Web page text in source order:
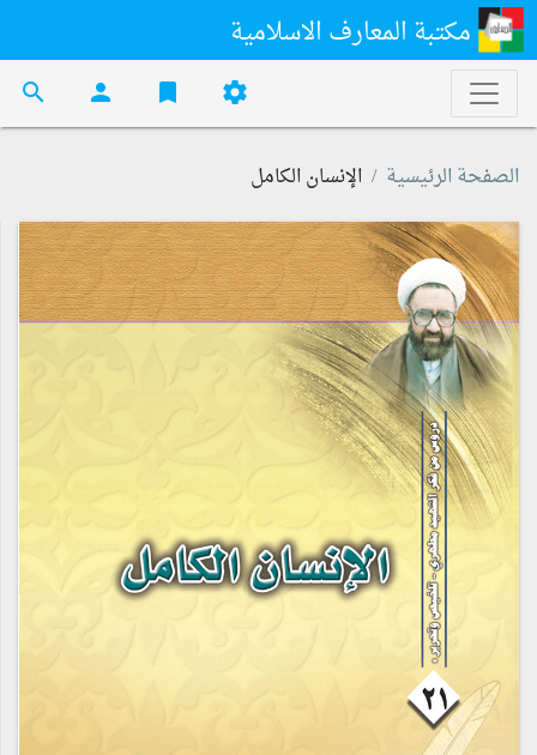
مكتبة المعارف الاسلامية
settings
bookmark
person
search
الصفحة الرئيسية الإنسان الكامل